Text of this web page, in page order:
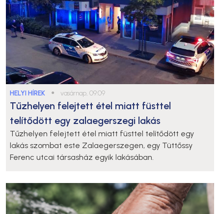
HELYI HÍREK ● vasárnap, 09:09
Tűzhelyen felejtett étel miatt füsttel
telítődött egy zalaegerszegi lakás
Tűzhelyen felejtett étel miatt füsttel telítődött egy
lakás szombat este Zalaegerszegen, egy Tüttőssy
Ferenc utcai társasház egyik lakásában.